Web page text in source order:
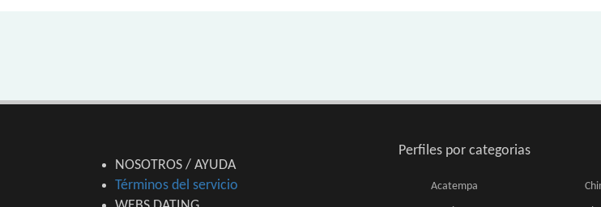
NOSOTROS / AYUDA
Términos del servicio
Perfiles por categorias
Acatempa